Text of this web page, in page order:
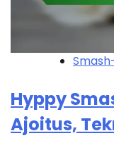
Hyppy
Ajoitus,